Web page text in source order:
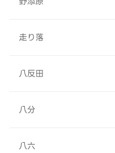
走り落
八反田
八分
八六